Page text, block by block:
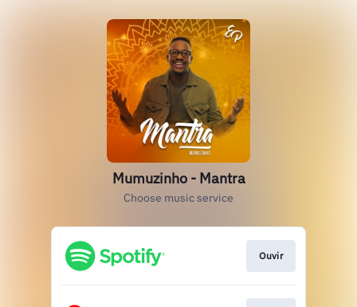
Mumuzinho - Mantra
Choose music service
Ouvir